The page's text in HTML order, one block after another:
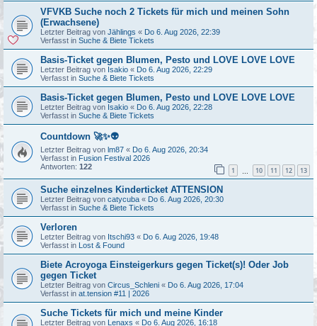
VFVKB Suche noch 2 Tickets für mich und meinen Sohn
(Erwachsene)
Letzter Beitrag von Jählings « Do 6. Aug 2026, 22:39
Verfasst in Suche & Biete Tickets
Basis-Ticket gegen Blumen, Pesto und LOVE LOVE LOVE
Letzter Beitrag von Isakio « Do 6. Aug 2026, 22:29
Verfasst in Suche & Biete Tickets
Basis-Ticket gegen Blumen, Pesto und LOVE LOVE LOVE
Letzter Beitrag von Isakio « Do 6. Aug 2026, 22:28
Verfasst in Suche & Biete Tickets
Countdown 🚀✨👽
Letzter Beitrag von lm87 « Do 6. Aug 2026, 20:34
Verfasst in Fusion Festival 2026
Antworten: 122 1 10 11 12 13
Suche einzelnes Kinderticket ATTENSION
Letzter Beitrag von catycuba « Do 6. Aug 2026, 20:30
Verfasst in Suche & Biete Tickets
Verloren
Letzter Beitrag von Itschi93 « Do 6. Aug 2026, 19:48
Verfasst in Lost & Found
Biete Acroyoga Einsteigerkurs gegen Ticket(s)! Oder Job
gegen Ticket
Letzter Beitrag von Circus_Schleni « Do 6. Aug 2026, 17:04
Verfasst in at.tension #11 | 2026
Suche Tickets für mich und meine Kinder
Letzter Beitrag von Lenaxs « Do 6. Aug 2026, 16:18